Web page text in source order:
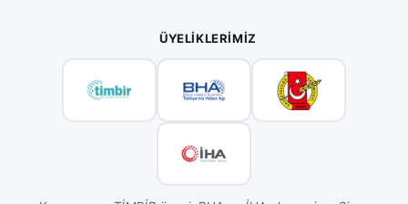
ÜYELIKLERIMIZ